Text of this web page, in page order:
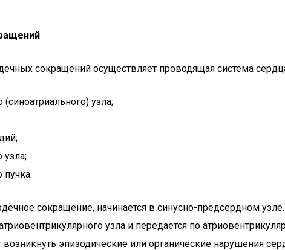
сокращений осуществляет проводящая система
узла;
узла;
пучка.
сокращение, начинается в синусно-предсердном
узла и передается по
эпизодические или органические нарушения